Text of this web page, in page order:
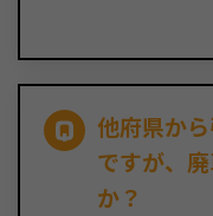
他府県か
ですが、
か？